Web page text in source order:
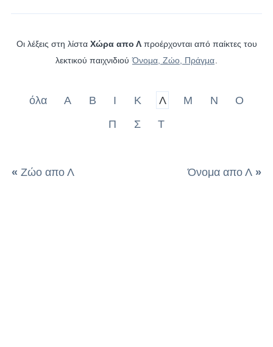
Οι λέξεις στη λίστα Χώρα απο Λπροέρχονται από παίκτες του
λεκτικού παιχνιδιού Όνομα, Ζώο, Πράγμα
όλα Α Β Ι Κ Λ Μ Ν
Ο
Π
Σ Τ
« Ζώο απο Λ Όνομα απο Λ »